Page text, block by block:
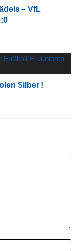
– VfL
Silber !